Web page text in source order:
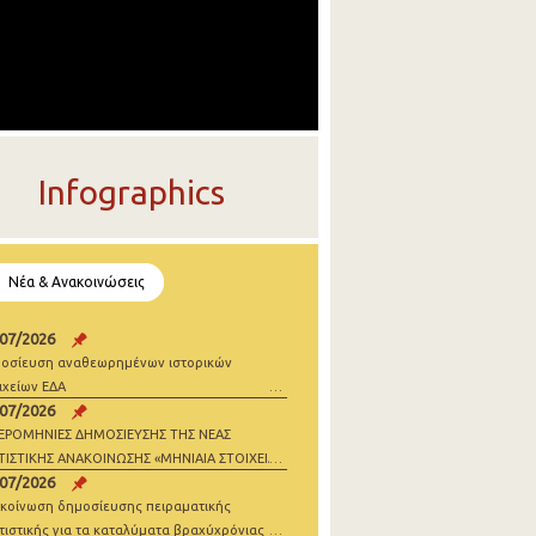
Infographics
Νέα & Ανακοινώσεις
2026
αναθεωρημένων ιστορικών
ΕΔΑ
2026
ΔΗΜΟΣΙΕΥΣΗΣ ΤΗΣ ΝΕΑΣ
ΑΝΑΚΟΙΝΩΣΗΣ «ΜΗΝΙΑΙΑ ΣΤΟΙΧΕΙΑ
2026
2026
δημοσίευσης πειραματικής
για τα καταλύματα βραχύχρόνιας